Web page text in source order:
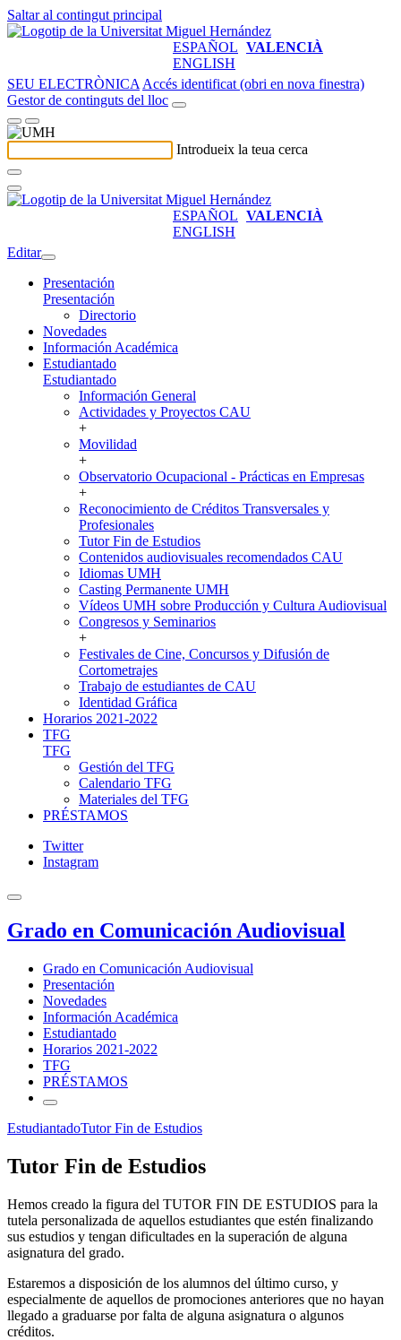
Saltar al contingut principal
ESPAÑOL VALENCIÀ
ENGLISH
SEU ELECTRÒNICA Accés identificat (obri en nova finestra)
Gestor de continguts del lloc
Introdueix la teua cerca
ESPAÑOL VALENCIÀ
ENGLISH
Editar
Presentación
Presentación
Directorio
Novedades
Información Académica
Estudiantado
Estudiantado
Información General
Actividades y Proyectos CAU
+
Movilidad
+
Observatorio Ocupacional - Prácticas en Empresas
+
Reconocimiento de Créditos Transversales y
Profesionales
Tutor Fin de Estudios
Contenidos audiovisuales recomendados CAU
Idiomas UMH
Casting Permanente UMH
Vídeos UMH sobre Producción y Cultura Audiovisual
Congresos y Seminarios
+
Festivales de Cine, Concursos y Difusión de
Cortometrajes
Trabajo de estudiantes de CAU
Identidad Gráfica
Horarios 2021-2022
TFG
TFG
Gestión del TFG
Calendario TFG
Materiales del TFG
PRÉSTAMOS
Twitter
Instagram
Grado en Comunicación Audiovisual
Grado en Comunicación Audiovisual
Presentación
Novedades
Información Académica
Estudiantado
Horarios 2021-2022
TFG
PRÉSTAMOS
EstudiantadoTutor Fin de Estudios
Tutor Fin de Estudios
Hemos creado la figura del TUTOR FIN DE ESTUDIOS para la
tutela personalizada de aquellos estudiantes que estén finalizando
sus estudios y tengan dificultades en la superación de alguna
asignatura del grado.
Estaremos a disposición de los alumnos del último curso, y
especialmente de aquellos de promociones anteriores que no hayan
llegado a graduarse por falta de alguna asignatura o algunos
créditos.